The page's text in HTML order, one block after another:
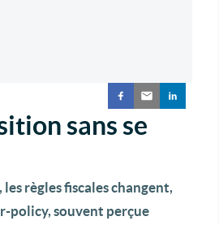
sans se
règles fiscales changent,
policy, souvent perçue